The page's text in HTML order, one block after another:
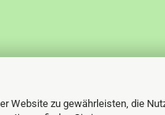
Website zu gewährleisten, die